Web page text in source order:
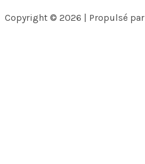
Copyright © 2026 | Propulsé par